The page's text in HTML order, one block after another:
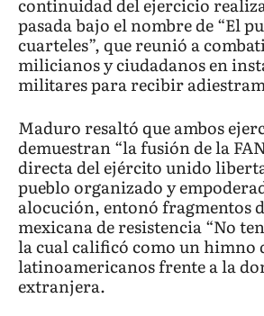
continuidad del ejercicio
pasada bajo el nombre de “El
cuarteles”, que reunió a
milicianos y ciudadanos en
militares para recibir
Maduro resaltó que ambos
demuestran “la fusión de la
directa del ejército unido
pueblo organizado y
alocución, entonó fragmentos
mexicana de resistencia “No
la cual calificó como un himno
latinoamericanos frente a la
extranjera.